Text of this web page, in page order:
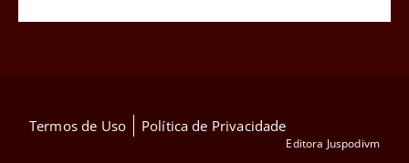
Termos de Uso Política de Privacidade
Editora Juspodivm